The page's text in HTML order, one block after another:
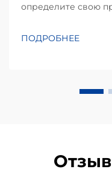
определите свою
предпочтений
ПОДРОБНЕЕ